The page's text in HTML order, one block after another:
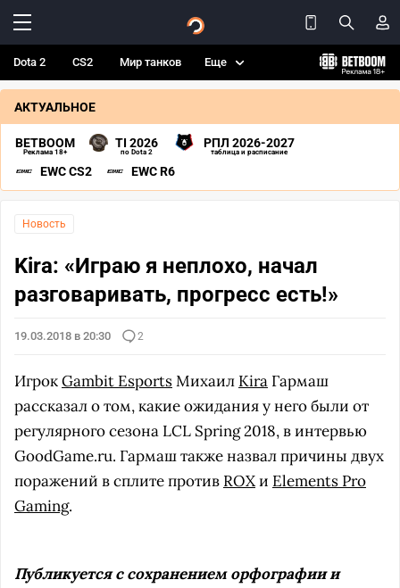
Dota 2 CS2 Мир танков Еще
АКТУАЛЬНОЕ
BETBOOM
Реклама 18+
TI 2026
по Dota 2
РПЛ 2026-2027
таблица и расписание
EWC CS2 EWC R6
Новость
Kira: «Играю я неплохо, начал
разговаривать, прогресс есть!»
19.03.2018 в 20:30 2
ИгрокGambit EsportsМихаил Kira Гармаш
рассказал о том, какие ожидания у него были от
регулярного сезона LCL Spring 2018, в интервью
GoodGame.ru. Гармаш также назвал причины двух
поражений в сплите против ROXи Elements Pro
Gaming.
Публикуется с сохранением орфографии и